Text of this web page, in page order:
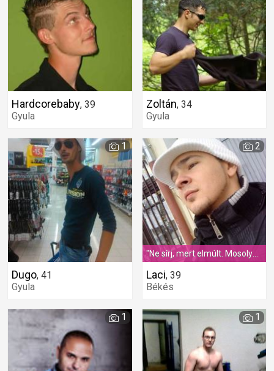
Hardcorebaby, 39
Gyula
Zoltán, 34
Gyula
Dugo, 41
Gyula
1
"Ne sírj, mert elmúlt. Mosolyogj, mert megtörtént..."
Laci, 39
Békés
2
1 1